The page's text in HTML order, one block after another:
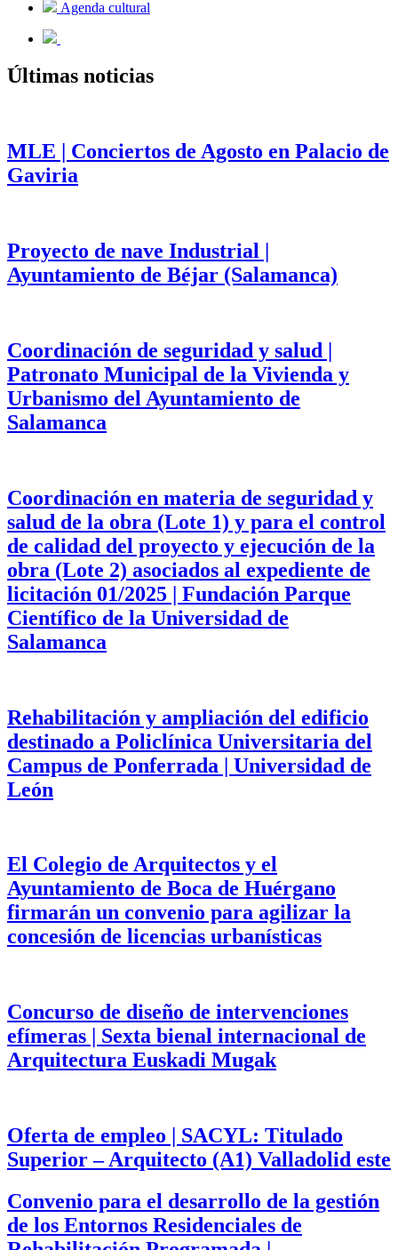
Agenda cultural
Últimas noticias
MLE | Conciertos de Agosto en Palacio de
Gaviria
Proyecto de nave Industrial |
Ayuntamiento de Béjar (Salamanca)
Coordinación de seguridad y salud |
Patronato Municipal de la Vivienda y
Urbanismo del Ayuntamiento de
Salamanca
Coordinación en materia de seguridad y
salud de la obra (Lote 1) y para el control
de calidad del proyecto y ejecución de la
obra (Lote 2) asociados al expediente de
licitación 01/2025 | Fundación Parque
Científico de la Universidad de
Salamanca
Rehabilitación y ampliación del edificio
destinado a Policlínica Universitaria del
Campus de Ponferrada | Universidad de
León
El Colegio de Arquitectos y el
Ayuntamiento de Boca de Huérgano
firmarán un convenio para agilizar la
concesión de licencias urbanísticas
Concurso de diseño de intervenciones
efímeras | Sexta bienal internacional de
Arquitectura Euskadi Mugak
Oferta de empleo | SACYL: Titulado
Superior – Arquitecto (A1) Valladolid este
Convenio para el desarrollo de la gestión
de los Entornos Residenciales de